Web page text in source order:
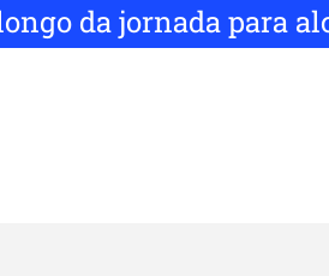
da jornada para